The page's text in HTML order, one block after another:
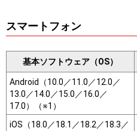
スマートフォン
基本ソフトウェア（OS）
Android（10.0／11.0／12.0／
13.0／14.0／15.0／16.0／
17.0）（※1）
iOS（18.0／18.1／18.2／18.3／